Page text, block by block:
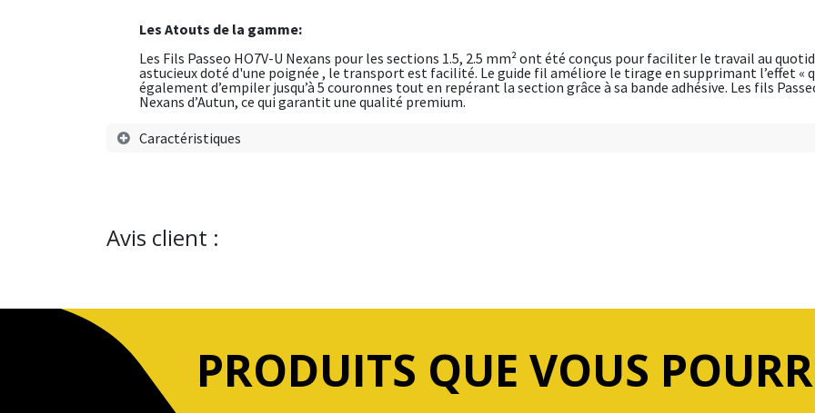
Les Atouts de la gamme:
Les Fils Passeo HO7V-U Nexans pour les sections 1.5, 2.5 mm² ont été conçus pour faciliter le travail au
astucieux doté d'une poignée , le transport est facilité. Le guide fil améliore le tirage en supprimant l’effet «
également d’empiler jusqu’à 5 couronnes tout en repérant la section grâce à sa bande adhésive. Les fils
Nexans d’Autun, ce qui garantit une qualité premium.
Caractéristiques
Avis client :
PRODUITS QUE VOUS